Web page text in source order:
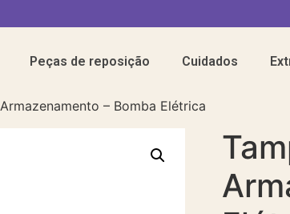
Peças de reposição Cuidados
– Bomba Elétrica